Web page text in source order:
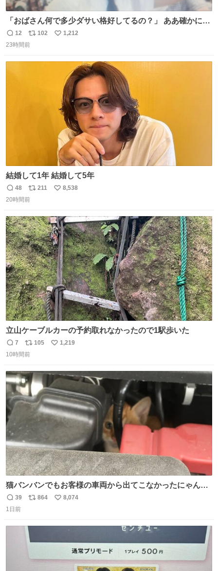
「おばさん何で多少ダサい格好してるの？」 ああ確かに多
少ダサいな。君達が大人になる時にはこんな格好しなくて
済むと良いな
返
信
12
リ
ポ
102
い
1,212
23時間前
結婚して1年 結婚して5年
返
信
48
リ
ポ
ト
数
211
い
数
8,538
20時間前
立山ケーブルカーの予約取れなかったので1駅歩いた
返
信
7
リ
ポ
ト
数
105
い
数
1,219
10時間前
猫バンバンでもお客様の車両から出てこなかったにゃんこ
🐈 救出しようとした工場長が腕を引っ掻かれ、ぱんぱんに
膨れ上がり、傷だらけ血だらけになりながらも何とか救出
返
信
39
リ
ト
数
864
い
8,074
1日前